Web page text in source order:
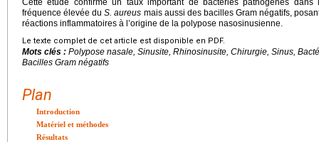
Cette étude confirme un taux important de bactéries pathogènes
fréquence élevée duS. aureus mais aussi des bacilles Gram négatifs,
réactions inflammatoires à l’origine de la polypose nasosinusienne.
Le texte complet de cet article est disponible en PDF.
Mots clés : Polypose nasale, Sinusite, Rhinosinusite, Chirurgie, Sinus,
Bacilles Gram négatifs
Plan
Introduction
Matériel et méthodes
Résultats